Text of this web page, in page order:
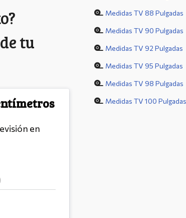
tu
en
Medidas TV 88 Pulgadas
Medidas TV 90 Pulgadas
Medidas TV 92 Pulgadas
Medidas TV 95 Pulgadas
Medidas TV 98 Pulgadas
Medidas TV 100 Pulgadas